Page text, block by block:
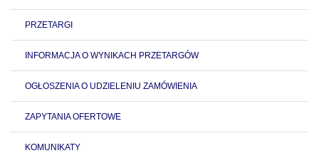
PRZETARGI
INFORMACJA O WYNIKACH PRZETARGÓW
OGŁOSZENIA O UDZIELENIU ZAMÓWIENIA
ZAPYTANIA OFERTOWE
KOMUNIKATY